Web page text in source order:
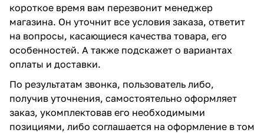
короткое время вам перезвонит менеджер
магазина. Он уточнит все условия заказа, ответит
на вопросы, касающиеся качества товара, его
особенностей. А также подскажет о вариантах
оплаты и доставки.
По результатам звонка, пользователь либо,
получив уточнения, самостоятельно оформляет
заказ, укомплектовав его необходимыми
позициями, либо соглашается на оформление в том